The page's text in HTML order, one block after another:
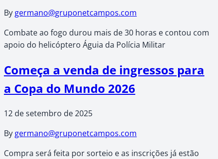
By germano@gruponetcampos.com
Combate ao fogo durou mais de 30 horas e contou com
apoio do helicóptero Águia da Polícia Militar
Começa a venda de ingressos para
a Copa do Mundo 2026
12 de setembro de 2025
By germano@gruponetcampos.com
Compra será feita por sorteio e as inscrições já estão